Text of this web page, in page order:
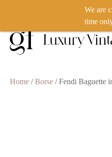
VUOI VENDERE UN PRODOTTO?
Home /Borse / Fendi Baguette
We are
time